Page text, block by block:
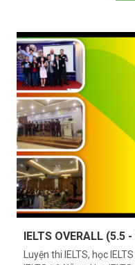
IELTS OVERALL (5.5
Luyện thi IELTS, học